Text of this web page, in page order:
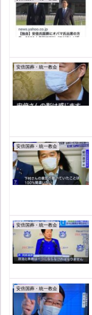
安倍国葬・統一教会
安倍国葬・統一教会
安倍国葬・統一教会
安倍国葬・統一教会